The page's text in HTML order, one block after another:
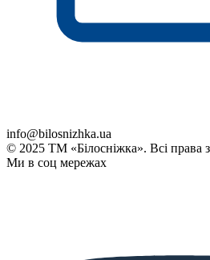
info@bilosnizhka.ua
© 2025 ТМ «Білосніжка». Всі права
Ми в соц мережах